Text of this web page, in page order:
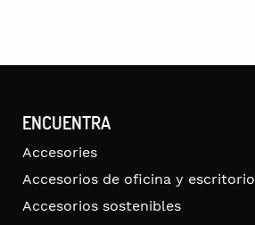
ENCUENTRA
Accesories
Accesorios de oficina y escritorio
Accesorios sostenibles